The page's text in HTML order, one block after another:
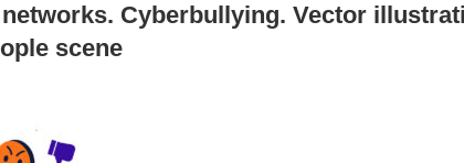
Cyberbullying. Vector
scene